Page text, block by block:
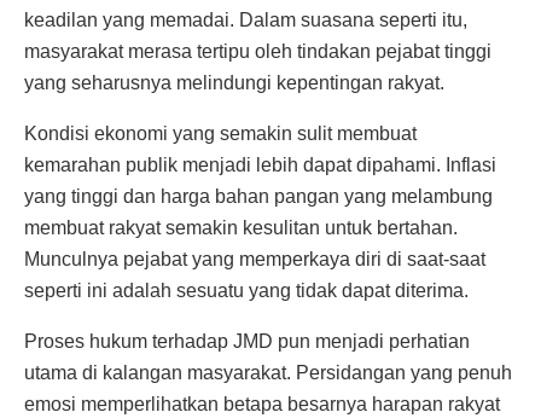
keadilan yang memadai. Dalam suasana seperti itu,
masyarakat merasa tertipu oleh tindakan pejabat tinggi
yang seharusnya melindungi kepentingan rakyat.
Kondisi ekonomi yang semakin sulit membuat
kemarahan publik menjadi lebih dapat dipahami. Inflasi
yang tinggi dan harga bahan pangan yang melambung
membuat rakyat semakin kesulitan untuk bertahan.
Munculnya pejabat yang memperkaya diri di saat-saat
seperti ini adalah sesuatu yang tidak dapat diterima.
Proses hukum terhadap JMD pun menjadi perhatian
utama di kalangan masyarakat. Persidangan yang penuh
emosi memperlihatkan betapa besarnya harapan rakyat